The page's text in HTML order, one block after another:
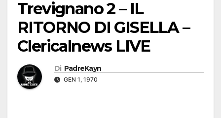
Trevignano 2 – IL
RITORNO DI GISELLA –
Clericalnews LIVE
Di PadreKayn
GEN 1, 1970